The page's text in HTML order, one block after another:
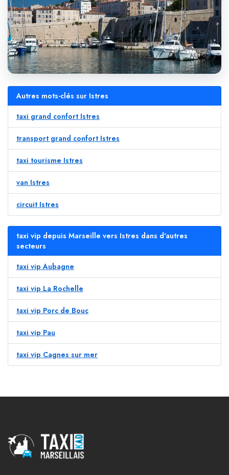
Autres mots-clés sur Istres
taxi grand confort Istres
transport grand confort Istres
taxi tourisme Istres
van Istres
circuit Istres
taxi vip depuis Marseille vers Istres dans d'autres
secteurs
taxi vip Aubagne
taxi vip La Rochelle
taxi vip Porc de Bouc
taxi vip Pau
taxi vip Cagnes sur mer